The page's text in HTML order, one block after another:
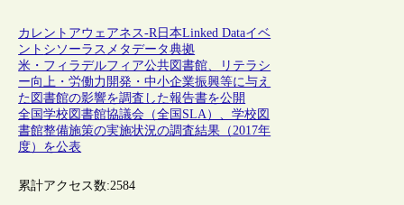
カレントアウェアネス-R 日本Linked Dataイベ
ント シソーラス メタデータ典拠
米・フィラデルフィア公共図書館、リテラシ
ー向上・労働力開発・中小企業振興等に与え
た図書館の影響を調査した報告書を公開
全国学校図書館協議会（全国SLA）、学校図
書館整備施策の実施状況の調査結果（2017年
度）を公表
累計アクセス数:2584